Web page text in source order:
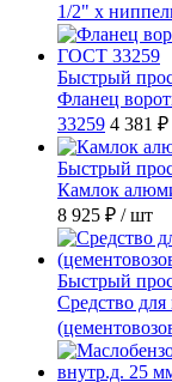
1/2" х
Быстрый
Фланец
33259 4 381 ₽
Быстрый
Камлок
8 925 ₽ / шт
Быстрый
Средство для